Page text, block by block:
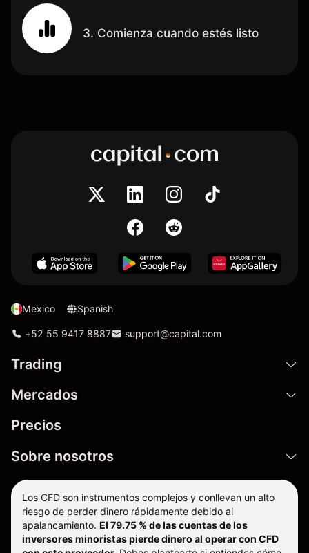
3. Comienza cuando estés listo
Mexico Spanish
+52 55 9417 8887 support@capital.com
Trading
Mercados
Precios
Sobre nosotros
Los CFD son instrumentos complejos y conllevan un alto
riesgo de perder dinero rápidamente debido al
apalancamiento. El 79.75 % de las cuentas de los
inversores minoristas pierde dinero al operar con CFD